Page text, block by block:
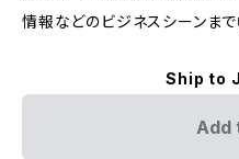
情報などのビジネスシーンまで
Ship to
Add